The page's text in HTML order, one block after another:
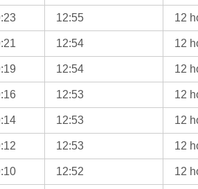
12:55 12
12:54 12
12:54 12
12:53 12
12:53 12
12:53 12
12:52 12